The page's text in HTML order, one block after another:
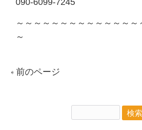
090-6099-7245
～～～～～～～～～～～～～～
～
« 前のページ